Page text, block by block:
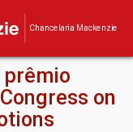
Chancelaria Mackenzie
on